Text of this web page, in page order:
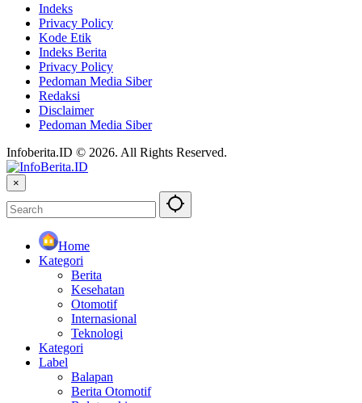
Indeks
Privacy Policy
Kode Etik
Indeks Berita
Privacy Policy
Pedoman Media Siber
Redaksi
Disclaimer
Pedoman Media Siber
Infoberita.ID © 2026. All Rights Reserved.
×
Home
Kategori
Berita
Kesehatan
Otomotif
Internasional
Teknologi
Kategori
Label
Balapan
Berita Otomotif